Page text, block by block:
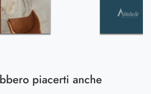
piacerti anche